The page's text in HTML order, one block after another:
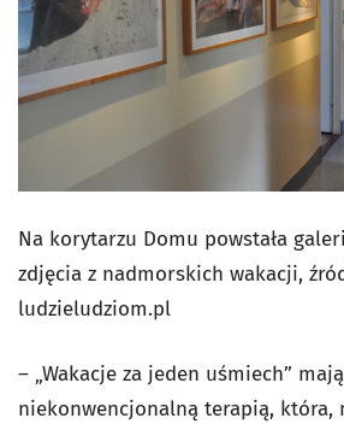
Na korytarzu Domu powstała
zdjęcia z nadmorskich wakacji,
ludzieludziom.pl
– „Wakacje za jeden uśmiech”
niekonwencjonalną terapią, która,